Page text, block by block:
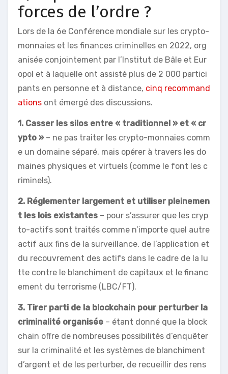
forces de l’ordre ?
Lors de la 6e Conférence mondiale sur les crypto-
monnaies et les finances criminelles en 2022, org
anisée conjointement par l’Institut de Bâle et Eur
opol et à laquelle ont assisté plus de 2 000 partici
pants en personne et à distance, cinq recommand
ations ont émergé des discussions.
1. Casser les silos entre « traditionnel » et « cr
ypto » – ne pas traiter les crypto-monnaies comm
e un domaine séparé, mais opérer à travers les do
maines physiques et virtuels (comme le font les c
riminels).
2. Réglementer largement et utiliser pleinemen
t les lois existantes – pour s’assurer que les cryp
to-actifs sont traités comme n’importe quel autre
actif aux fins de la surveillance, de l’application et
du recouvrement des actifs dans le cadre de la lu
tte contre le blanchiment de capitaux et le financ
ement du terrorisme (LBC/FT).
3. Tirer parti de la blockchain pour perturber la
criminalité organisée – étant donné que la block
chain offre de nombreuses possibilités d’enquêter
sur la criminalité et les systèmes de blanchiment
d’argent et de les perturber, de recueillir des rens